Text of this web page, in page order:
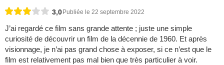
3,0 Publiée le 22 septembre 2022
J’ai regardé ce film sans grande attente ; juste une simple
curiosité de découvrir un film de la décennie de 1960. Et après
visionnage, je n’ai pas grand chose à exposer, si ce n’est que le
film est relativement pas mal bien que très particulier à voir.